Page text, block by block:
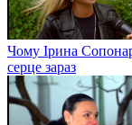
Чому Ірина
серце зараз